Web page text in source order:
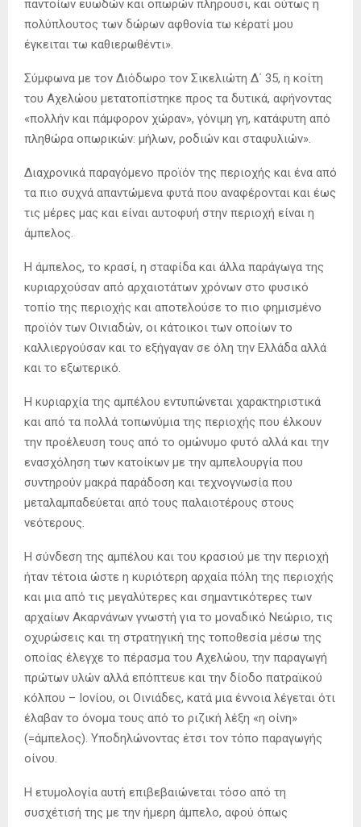
παντοίων ευωδών και οπωρών πληρουσι, και ούτως η
πολύπλουτος των δώρων αφθονία τω κέρατί µου
έγκειται τω καθιερωθέντι».
Σύμφωνα με τον Διόδωρο τον Σικελιώτη ∆΄ 35, η κοίτη
του Αχελώου µετατοπίστηκε προς τα δυτικά, αφήνοντας
«πολλήν και πάµφορον χώραν», γόνιµη γη, κατάφυτη από
πληθώρα οπωρικών: µήλων, ροδιών και σταφυλιών».
Διαχρονικά παραγόμενο προϊόν της περιοχής και ένα από
τα πιο συχνά απαντώμενα φυτά που αναφέρονται και έως
τις μέρες μας και είναι αυτοφυή στην περιοχή είναι η
άμπελος.
Η άμπελος, το κρασί, η σταφίδα και άλλα παράγωγα της
κυριαρχούσαν από αρχαιοτάτων χρόνων στο φυσικό
τοπίο της περιοχής και αποτελούσε το πιο φημισμένο
προϊόν των Οινιαδών, οι κάτοικοι των οποίων το
καλλιεργούσαν και το εξήγαγαν σε όλη την Ελλάδα αλλά
και το εξωτερικό.
Η κυριαρχία της αμπέλου εντυπώνεται χαρακτηριστικά
και από τα πολλά τοπωνύµια της περιοχής που έλκουν
την προέλευση τους από το ομώνυμο φυτό αλλά και την
ενασχόληση των κατοίκων με την αμπελουργία που
συντηρούν μακρά παράδοση και τεχνογνωσία που
μεταλαμπαδεύεται από τους παλαιοτέρους στους
νεότερους.
Η σύνδεση της αμπέλου και του κρασιού με την περιοχή
ήταν τέτοια ώστε η κυριότερη αρχαία πόλη της περιοχής
και μια από τις μεγαλύτερες και σημαντικότερες των
αρχαίων Ακαρνάνων γνωστή για το μοναδικό Νεώριο, τις
οχυρώσεις και τη στρατηγική της τοποθεσία μέσω της
οποίας έλεγχε το πέρασμα του Αχελώου, την παραγωγή
πρώτων υλών αλλά επόπτευε και την δίοδο πατραϊκού
κόλπου – Ιονίου, οι Οινιάδες, κατά μια έννοια λέγεται ότι
έλαβαν το όνομα τους από το ριζική λέξη «η οίνη»
(=άµπελος). Υποδηλώνοντας έτσι τον τόπο παραγωγής
οίνου.
Η ετυμολογία αυτή επιβεβαιώνεται τόσο από τη
συσχέτισή της µε την ήµερη άµπελο, αφού όπως